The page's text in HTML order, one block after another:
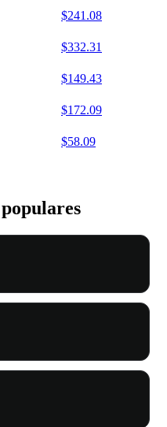
$241.08
$332.31
$149.43
$172.09
$58.09